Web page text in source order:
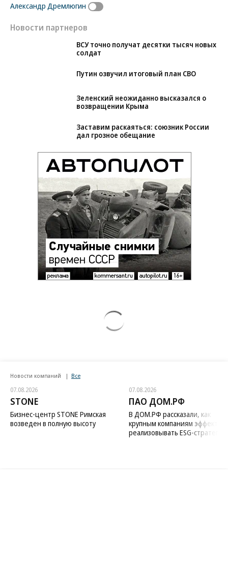
Александр Дремлюгин
Новости партнеров
ВСУ точно получат десятки тысяч новых
солдат
Зеленский неожиданно высказался о
Заставим раскаяться: союзник России
дал грозное обещание
Новости компаний
07.08.2026
STONE
Бизнес-центр STONE Римская
07.08.2026
ПАО ДОМ.РФ
В ДОМ.РФ рассказали, как
крупным компаниям